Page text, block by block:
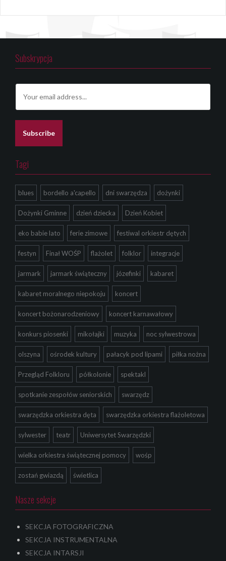
Subskrypcja
a
i
Subscribe
Tagi
blues bordello a'capello dni swarzędza dożynki
Dożynki Gminne dzień dziecka Dzień Kobiet
eko babie lato ferie zimowe festiwal orkiestr dętych
festyn Finał WOŚP flażolet folklor integracje
jarmark jarmark świąteczny józefinki kabaret
kabaret moralnego niepokoju koncert
koncert bożonarodzeniowy koncert karnawałowy
konkurs piosenki mikołajki muzyka noc sylwestrowa
olszyna ośrodek kultury pałacyk pod lipami piłka nożna
Przegląd Folkloru półkolonie spektakl
spotkanie zespołów seniorskich swarzędz
swarzędzka orkiestra dęta swarzędzka orkiestra flażoletowa
sylwester teatr Uniwersytet Swarzędzki
wielka orkiestra świątecznej pomocy wośp
zostań gwiazdą świetlica
Nasze sekcje
SEKCJA FOTOGRAFICZNA
SEKCJA INSTRUMENTALNA
SEKCJA INTARSJI